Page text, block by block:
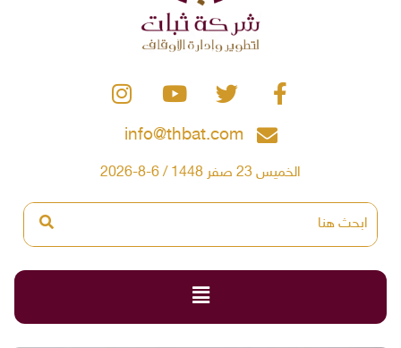
info@thbat.com
الخميس 23 صفر 1448 / 6-8-2026